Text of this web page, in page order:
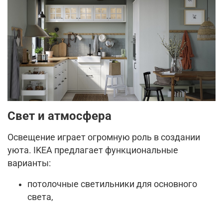
Свет и атмосфера
Освещение играет огромную роль в создании
уюта. IKEA предлагает функциональные
варианты:
потолочные светильники для основного
света,